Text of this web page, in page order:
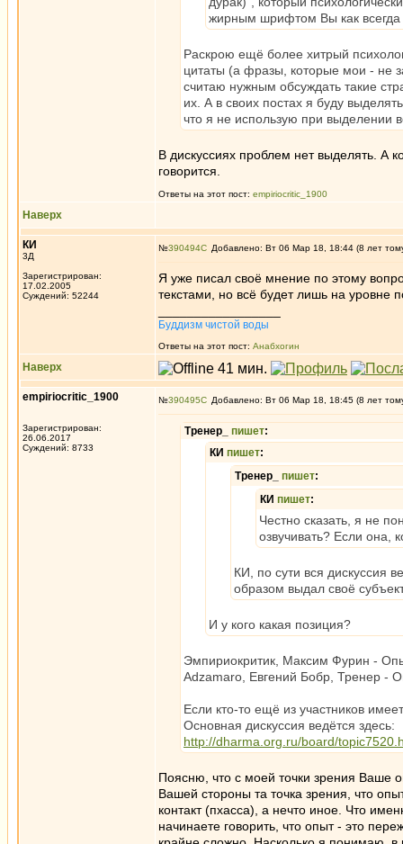
жирным шрифтом Вы как
Раскрою ещё более хитрый
цитаты (а фразы, которые мои - не
считаю нужным обсуждать такие
их. А в своих постах я буду
что я не использую при выделении
В дискуссиях проблем нет выделять. А
говорится.
Ответы на этот пост: empiriocritic_1900
Наверх
КИ
3Д
Зарегистрирован:
17.02.2005
Суждений: 52244
№390494 Добавлено: Вт 06 Мар 18, 18:44 (8 лет
Я уже писал своё мнение по этому
текстами, но всё будет лишь на уровне
Буддизм чистой воды
Ответы на этот пост: Анабхогин
Наверх
empiriocritic_1900
Зарегистрирован:
26.06.2017
Суждений: 8733
№390495 Добавлено: Вт 06 Мар 18, 18:45 (8 лет
Тренер_ пишет:
КИ пишет:
Тренер_ пишет:
КИ пишет:
Честно сказать, я не
озвучивать? Если она,
КИ, по сути вся дискуссия
образом выдал своё
И у кого какая позиция?
Эмпириокритик, Максим Фурин -
Adzamaro, Евгений Бобр, Тренер -
Если кто-то ещё из участников
Основная дискуссия ведётся здесь:
http://dharma.org.ru/board/
Поясню, что с моей точки зрения Ваше
Вашей стороны та точка зрения, что
контакт (пхасса), а нечто иное. Что
начинаете говорить, что опыт - это